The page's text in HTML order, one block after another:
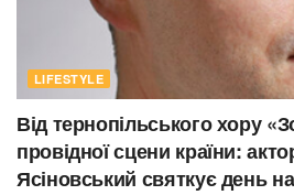
LIFESTYLE
Від тернопільського хору
провідної сцени країни:
Ясіновський святкує день